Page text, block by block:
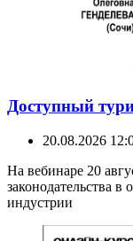
Доступный
20.08.2026
На вебинаре 20
законодательства в
индустрии